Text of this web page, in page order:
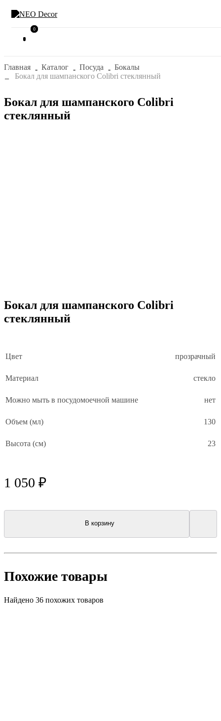
0
0
Главная Каталог Посуда
Бокалы
Бокал для шампанского Colibri стеклянный
Бокал для шампанского Colibri
стеклянный
Бокал для шампанского Colibri
стеклянный
Цвет прозрачный
Материал стекло
Можно мыть в посудомоечной машине нет
Объем (мл) 130
Высота (см) 23
1 050 ₽
В корзину
Похожие товары
Найдено 36 похожих товаров